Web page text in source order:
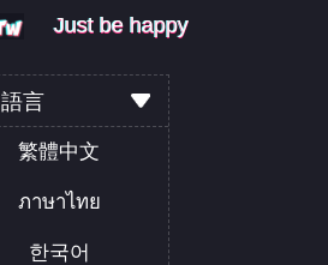
Just be happy
Just be happy
Just be happy
語言
繁體中文
ภาษาไทย
한국어